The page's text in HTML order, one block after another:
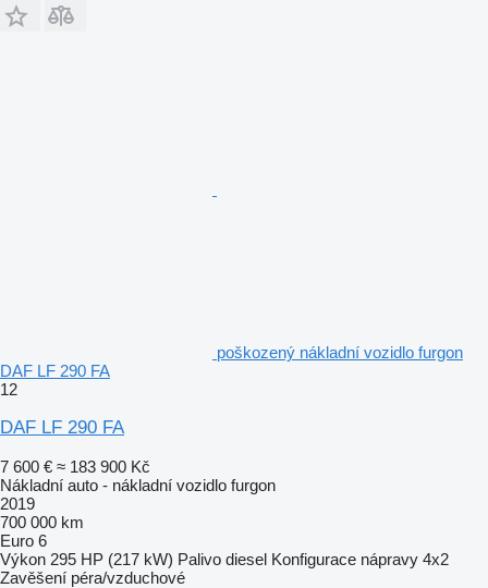
poškozený nákladní vozidlo furgon
DAF LF 290 FA
12
DAF LF 290 FA
7 600 € ≈ 183 900 Kč
Nákladní auto - nákladní vozidlo furgon
2019
700 000 km
Euro 6
Výkon 295 HP (217 kW) Palivo diesel Konfigurace nápravy 4x2
Zavěšení péra/vzduchové